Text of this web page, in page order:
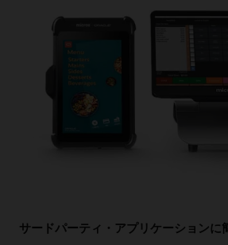
サードパーティ・アプリケーションに